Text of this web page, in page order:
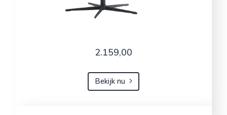
2.159,00
Bekijk nu